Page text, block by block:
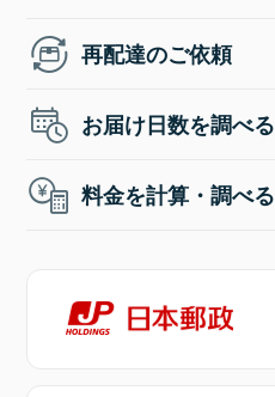
再配達のご依頼
お届け日数を調べる
料金を計算・調べる